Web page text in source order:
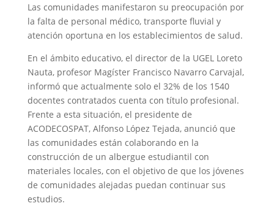
Las comunidades manifestaron su preocupación por
la falta de personal médico, transporte fluvial y
atención oportuna en los establecimientos de salud.
En el ámbito educativo, el director de la UGEL Loreto
Nauta, profesor Magíster Francisco Navarro Carvajal,
informó que actualmente solo el 32% de los 1540
docentes contratados cuenta con título profesional.
Frente a esta situación, el presidente de
ACODECOSPAT, Alfonso López Tejada, anunció que
las comunidades están colaborando en la
construcción de un albergue estudiantil con
materiales locales, con el objetivo de que los jóvenes
de comunidades alejadas puedan continuar sus
estudios.